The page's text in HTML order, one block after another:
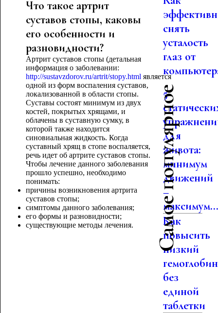
Что такое артрит
суставов стопы, каковы
его особенности и
разновидности?
Артрит суставов стопы (детальная
информация о заболевании:
http://sustavzdorov.ru/artrit/stopy.html является
одной из форм воспаления суставов,
локализованной в области стопы.
Суставы состоят минимум из двух
костей, покрытых хрящами, и
облачены в суставную сумку, в
которой также находится
синовиальная жидкость. Когда
суставный хрящ в стопе воспаляется,
речь идет об артрите суставов стопы.
Чтобы лечение данного заболевания
прошло успешно, необходимо
понимать:
причины возникновения артрита
суставов стопы;
симптомы данного заболевания;
его формы и разновидности;
существующие методы лечения.
снять
усталость
глаз от
Самое популярное
5
для
живота:
минимум
движений
–
Как
повысить
низкий
гемоглобин
без
единой
таблетки